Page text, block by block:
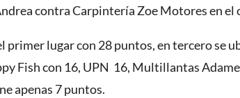
contra Carpintería Zoe Motores en el
lugar con 28 puntos, en tercero se
Fish con 16, UPN 16, Multillantas
apenas 7 puntos.